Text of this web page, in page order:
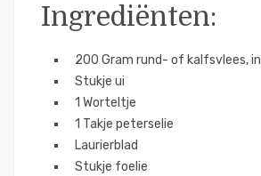
Ingrediënten:
200 Gram rund- of kalfsvlees,
Stukje ui
1 Worteltje
1 Takje peterselie
Laurierblad
Stukje foelie